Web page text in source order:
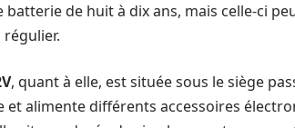
batterie de huit à dix ans, mais celle-ci
, quant à elle, est située sous le siège
et alimente différents accessoires